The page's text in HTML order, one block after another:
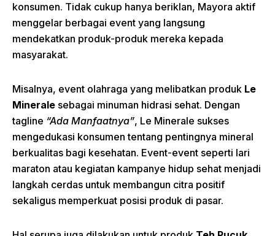
konsumen. Tidak cukup hanya beriklan, Mayora aktif
menggelar berbagai event yang langsung
mendekatkan produk-produk mereka kepada
masyarakat.
Misalnya, event olahraga yang melibatkan produk Le
Minerale sebagai minuman hidrasi sehat. Dengan
tagline “Ada Manfaatnya”, Le Minerale sukses
mengedukasi konsumen tentang pentingnya mineral
berkualitas bagi kesehatan. Event-event seperti lari
maraton atau kegiatan kampanye hidup sehat menjadi
langkah cerdas untuk membangun citra positif
sekaligus memperkuat posisi produk di pasar.